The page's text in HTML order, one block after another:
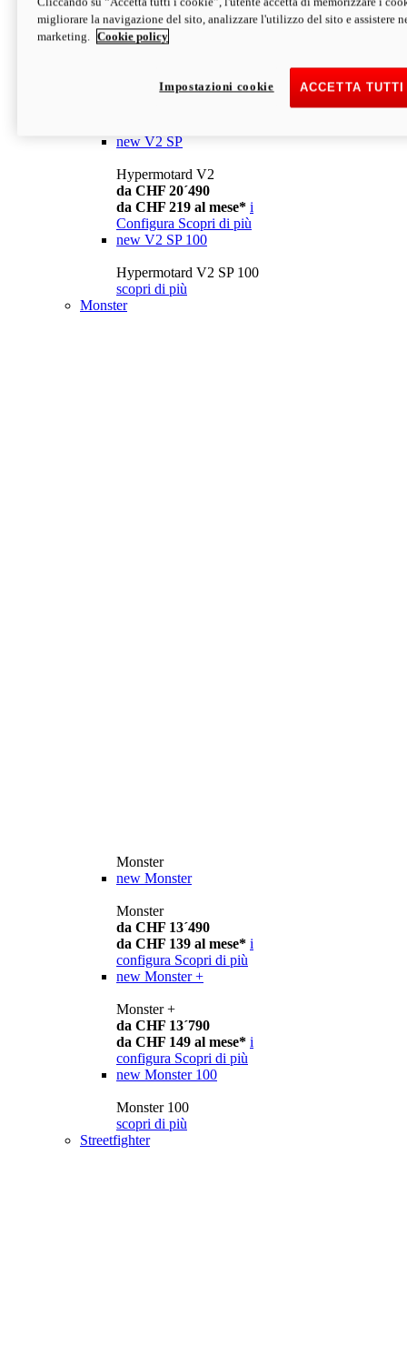
da CHF 13´990
Configura Scopri di più
newV2
da CHF 15´990
new V2 SP
Hypermotard V2
da CHF 20´490
da CHF 219 al mese* i
Configura Scopri di più
new V2 SP 100
Hypermotard V2 SP 100
scopri di più
Monster
Monster
new Monster
Monster
da CHF 13´490
da CHF 139 al mese* i
configura Scopri di più
new Monster +
Monster +
da CHF 13´790
da CHF 149 al mese* i
configura Scopri di più
new Monster 100
Monster 100
scopri di più
Streetfighter
migliorare la navigazione del sito, analizzare l'utilizzo del sito e assistere
marketing.
Cookie policy
ACCETTA
Impostazioni cookie